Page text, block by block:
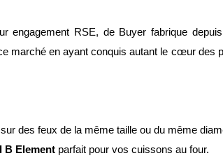
engagement RSE, de Buyer fabrique
marché en ayant conquis autant le cœur
des feux de la même taille ou du même
B Element parfait pour vos cuissons au four.